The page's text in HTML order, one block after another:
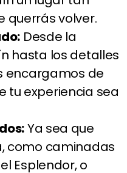
querrás volver.
Desde la
hasta los detalles
encargamos de
tu experiencia sea
Ya sea que
como caminadas
Esplendor, o